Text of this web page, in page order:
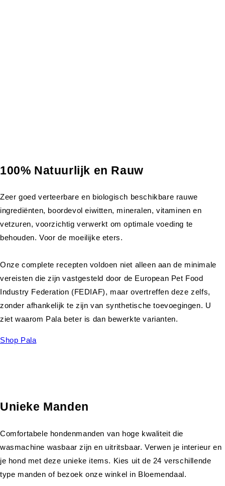
100% Natuurlijk en Rauw
Zeer goed verteerbare en biologisch beschikbare rauwe
ingrediënten, boordevol eiwitten, mineralen, vitaminen en
vetzuren, voorzichtig verwerkt om optimale voeding te
behouden. Voor de moeilijke eters.
Onze complete recepten voldoen niet alleen aan de minimale
vereisten die zijn vastgesteld door de European Pet Food
Industry Federation (FEDIAF), maar overtreffen deze zelfs,
zonder afhankelijk te zijn van synthetische toevoegingen. U
ziet waarom Pala beter is dan bewerkte varianten.
Shop Pala
Unieke Manden
Comfortabele hondenmanden van hoge kwaliteit die
wasmachine wasbaar zijn en uitritsbaar. Verwen je interieur en
je hond met deze unieke items. Kies uit de 24 verschillende
type manden of bezoek onze winkel in Bloemendaal.